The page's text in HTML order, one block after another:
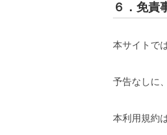
６．免責
本サイトで
予告なしに
本利用規約